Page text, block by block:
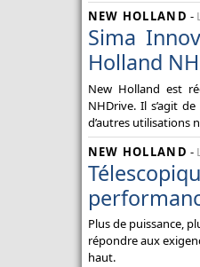
NEW HOLLAND -
Sima
Holland
New Holland est
NHDrive. Il s’agit
d’autres utilisations
NEW HOLLAND -
Plus de puissance,
répondre aux
haut.